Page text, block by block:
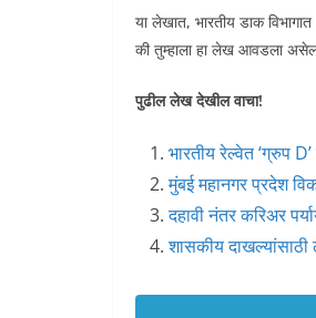
या लेखात, भारतीय डाक
की तुम्हाला हा लेख आवडला
पुढील लेख देखील वाचा!
भारतीय रेल्वेत ‘ग्रुप
मुंबई महानगर प्रदेश
दहावी नंतर करिअर
शासकीय दाखल्यांसाठी